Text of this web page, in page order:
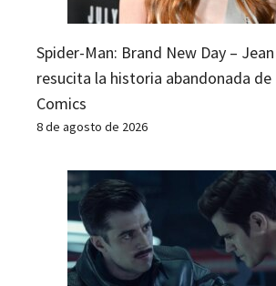
Spider-Man: Brand New Day –
resucita la historia abandonada de
Comics
8 de agosto de 2026